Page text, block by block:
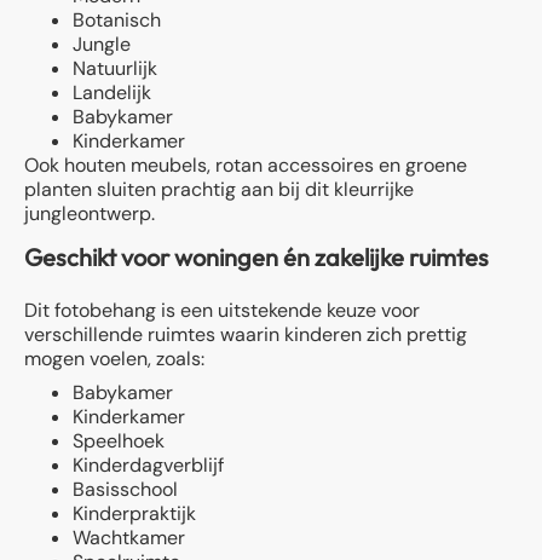
Botanisch
Jungle
Natuurlijk
Landelijk
Babykamer
Kinderkamer
Ook houten meubels, rotan accessoires en groene
planten sluiten prachtig aan bij dit kleurrijke
jungleontwerp.
Geschikt voor woningen én zakelijke ruimtes
Dit fotobehang is een uitstekende keuze voor
verschillende ruimtes waarin kinderen zich prettig
mogen voelen, zoals:
Babykamer
Kinderkamer
Speelhoek
Kinderdagverblijf
Basisschool
Kinderpraktijk
Wachtkamer